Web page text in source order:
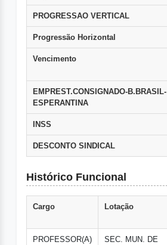
PROGRESSAO VERTICAL
Progressão Horizontal
Vencimento
EMPREST.CONSIGNADO-B.BRASIL-
ESPERANTINA
INSS
DESCONTO SINDICAL
Histórico Funcional
Cargo Lotação
PROFESSOR(A)
SEC. MUN. DE